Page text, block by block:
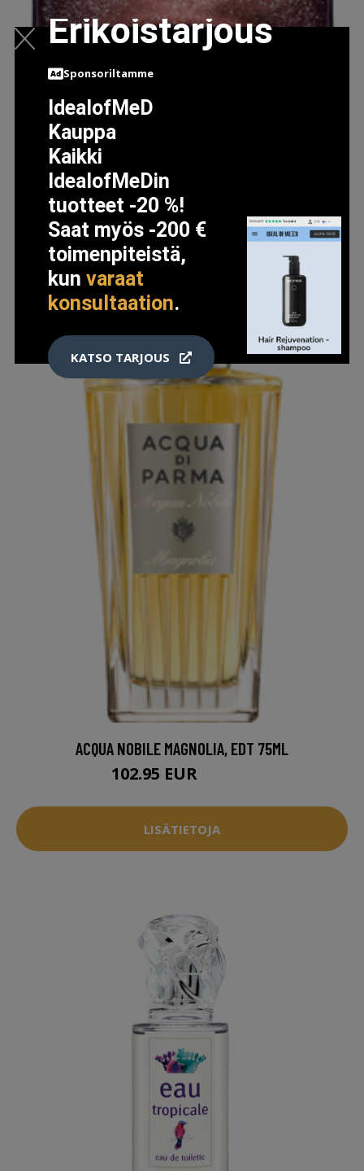
BLACK OPIUM GLOW, EDT 90ML
119.95 EUR
LISÄTIETOJA
ACQUA NOBILE MAGNOLIA, EDT 75ML
102.95 EUR
LISÄTIETOJA
Erikoistarjous
Sponsoriltamme
IdealofMeD
Kauppa
Kaikki
IdealofMeDin
tuotteet -20 %!
Saat myös -200 €
toimenpiteistä,
kunvaraat
konsultaation.
KATSO TARJOUS